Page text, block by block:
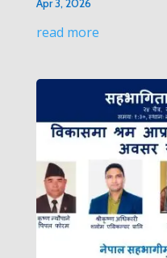
Apr 3, 2026
read more